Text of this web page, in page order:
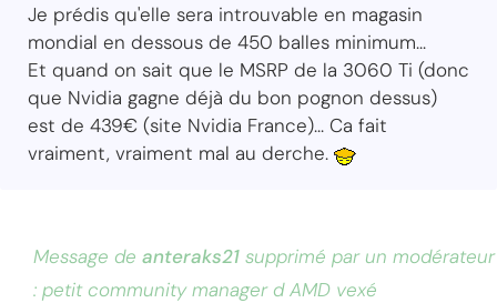
Je prédis qu'elle sera introuvable en magasin
mondial en dessous de 450 balles minimum...
Et quand on sait que le MSRP de la 3060 Ti (donc
que Nvidia gagne déjà du bon pognon dessus)
est de 439€ (site Nvidia France)... Ca fait
vraiment, vraiment mal au derche.
Message de anteraks21 supprimé par un modérateur
: petit community manager d AMD vexé